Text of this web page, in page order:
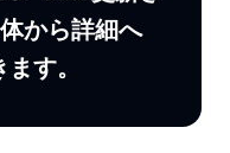
から詳細へ
す。